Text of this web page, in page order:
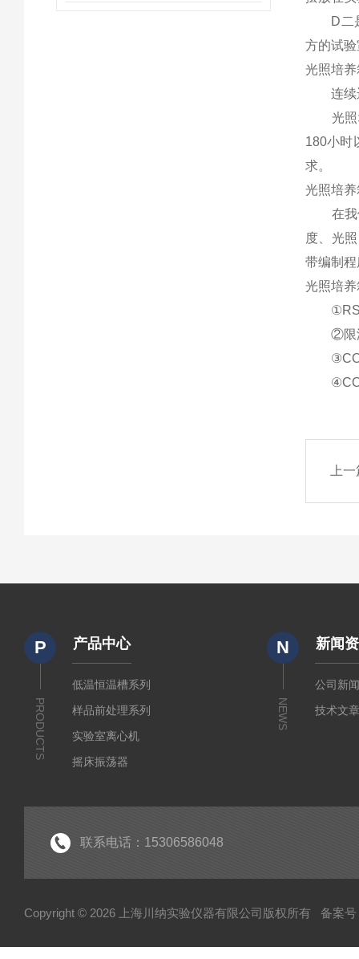
D二是
方的试
光照培
连续运
光照培
180小时
求。
光照培
在我们
度、光
带编制
光照培
②限温
③CO2
④CO2
上
P
PRODUCTS
产品中心
低温恒温槽系列
样品前处理系列
实验室离心机
摇床振荡器
N
NEWS
新闻
公司新
技术文
联系电话：15306586048
Copyright © 2026 上海川纳实验仪器有限公司版权所有 备案号